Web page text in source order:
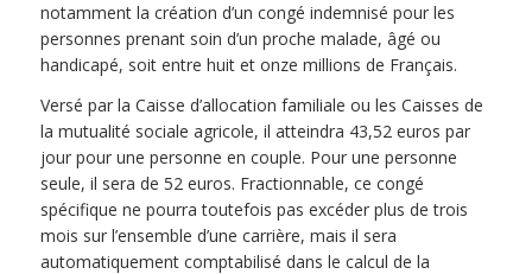
notamment la création d’un congé indemnisé pour les
personnes prenant soin d’un proche malade, âgé ou
handicapé, soit entre huit et onze millions de Français.
Versé par la Caisse d’allocation familiale ou les Caisses de
la mutualité sociale agricole, il atteindra 43,52 euros par
jour pour une personne en couple. Pour une personne
seule, il sera de 52 euros. Fractionnable, ce congé
spécifique ne pourra toutefois pas excéder plus de trois
mois sur l’ensemble d’une carrière, mais il sera
automatiquement comptabilisé dans le calcul de la